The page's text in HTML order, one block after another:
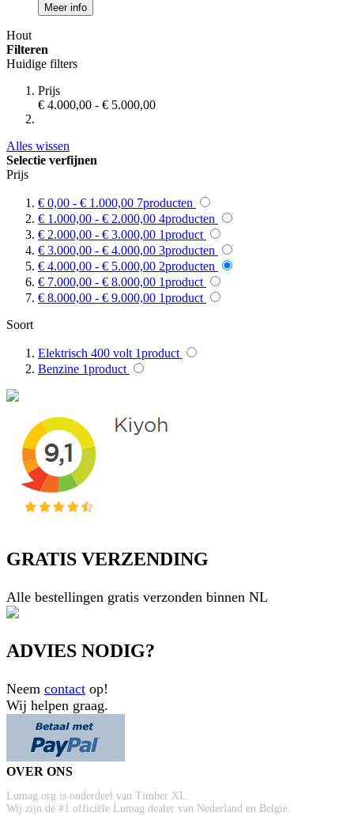
Meer info
Hout
Filteren
Huidige filters
Prijs
€ 4.000,00 - € 5.000,00
Alles wissen
Selectie verfijnen
Prijs
€ 0,00 - € 1.000,00 7producten
€ 1.000,00 - € 2.000,00 4producten
€ 2.000,00 - € 3.000,00 1product
€ 3.000,00 - € 4.000,00 3producten
€ 4.000,00 - € 5.000,00 2producten
€ 7.000,00 - € 8.000,00 1product
€ 8.000,00 - € 9.000,00 1product
Soort
Elektrisch 400 volt 1product
Benzine 1product
GRATIS VERZENDING
Alle bestellingen gratis verzonden binnen NL
ADVIES NODIG?
Neem contact op!
Wij helpen graag.
OVER ONS
Lumag.org is onderdeel van Timber XL.
Wij zijn dé #1 officiële Lumag dealer van Nederland en België.